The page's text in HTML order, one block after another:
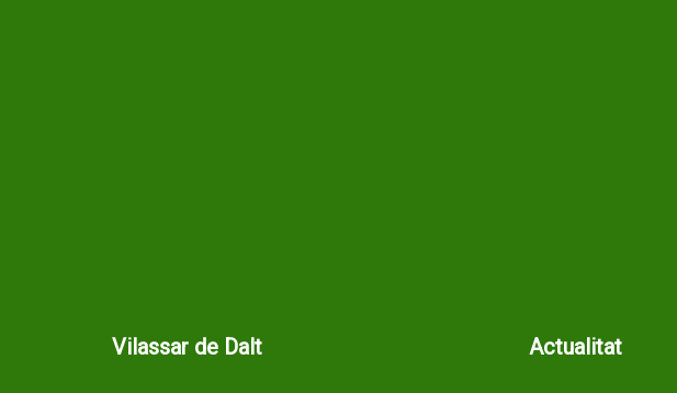
Vilassar de Dalt Actualitat